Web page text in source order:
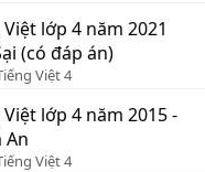
lớp 4 năm 2021
(có đáp án)
Việt 4
lớp 4 năm 2015 -
An
Việt 4